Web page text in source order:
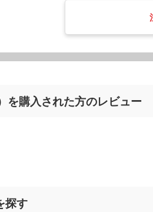
を購入された方のレビュー
探す